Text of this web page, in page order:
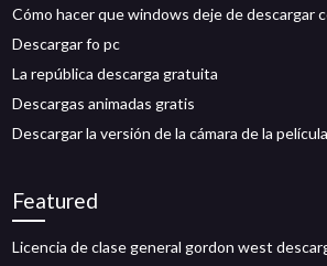
Cómo hacer que windows deje de descargar
Descargar fo pc
La república descarga gratuita
Descargas animadas gratis
Descargar la versión de la cámara de la película
Featured
Licencia de clase general gordon west